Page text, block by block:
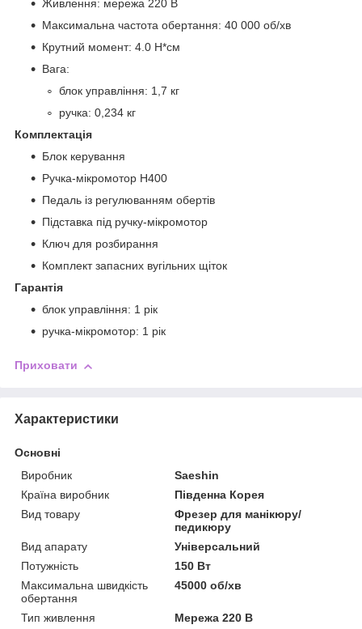
Живлення: мережа 220 В
Максимальна частота обертання: 40 000 об/хв
Крутний момент: 4.0 Н*см
Вага:
блок управління: 1,7 кг
ручка: 0,234 кг
Комплектація
Блок керування
Ручка-мікромотор H400
Педаль із регулюванням обертів
Підставка під ручку-мікромотор
Ключ для розбирання
Комплект запасних вугільних щіток
Гарантія
блок управління: 1 рік
ручка-мікромотор: 1 рік
Приховати
Характеристики
Основні
Виробник
Saeshin
Країна виробник
Південна Корея
Вид товару
Фрезер для манікюру/
педикюру
Вид апарату
Універсальний
Потужність
150 Вт
Максимальна швидкість
обертання
45000 об/хв
Тип живлення
Мережа 220 В